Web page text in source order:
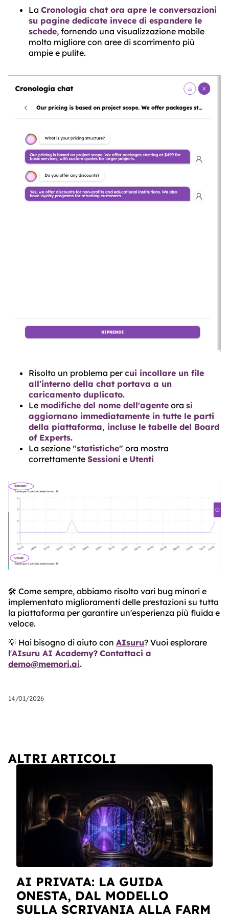
La Cronologia chat ora apre le conversazioni
su pagine dedicate invece di espandere le
schede, fornendo una visualizzazione mobile
molto migliore con aree di scorrimento più
ampie e pulite.
Risolto un problema percui incollare un file
all'interno della chat portava a un
caricamento duplicato.
Le modifiche del nome dell'agente ora si
aggiornano immediatamente in tutte le parti
della piattaforma, incluse le tabelle del Board
of Experts.
La sezione "statistiche" ora mostra
correttamente Sessioni e Utenti
🛠️ Come sempre, abbiamo risolto vari bug minori e
implementato miglioramenti delle prestazioni su tutta
la piattaforma per garantire un'esperienza più fluida e
veloce.
💡 Hai bisogno di aiuto con AIsuru? Vuoi esplorare
l'AIsuru AI Academy? Contattaci a
demo@memori.ai.
14/01/2026
ALTRI ARTICOLI
AI PRIVATA: LA GUIDA
ONESTA, DAL MODELLO
SULLA SCRIVANIA ALLA FARM